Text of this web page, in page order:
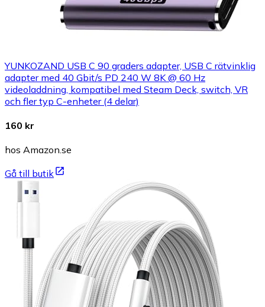
YUNKOZAND USB C 90 graders adapter, USB C rätvinklig
adapter med 40 Gbit/s PD 240 W 8K @ 60 Hz
videoladdning, kompatibel med Steam Deck, switch, VR
och fler typ C-enheter (4 delar)
160 kr
hos Amazon.se
Gå till butik